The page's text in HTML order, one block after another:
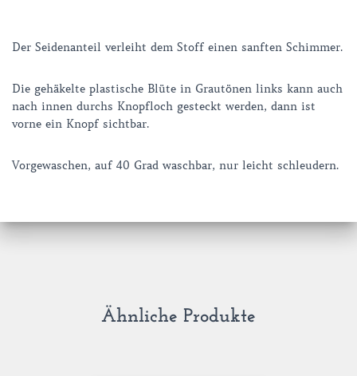
Der Seidenanteil verleiht dem Stoff einen sanften Schimmer.
Die gehäkelte plastische Blüte in Grautönen links kann auch
nach innen durchs Knopfloch gesteckt werden, dann ist
vorne ein Knopf sichtbar.
Vorgewaschen, auf 40 Grad waschbar, nur leicht schleudern.
Ähnliche Produkte